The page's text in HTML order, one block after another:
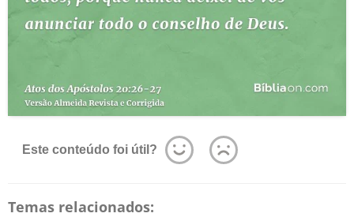
Este conteúdo foi útil?
Temas relacionados: